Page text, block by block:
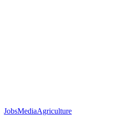
JobsMediaAgriculture